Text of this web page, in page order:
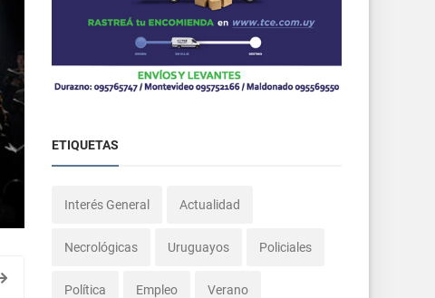
ETIQUETAS
Interés General Actualidad
Necrológicas Uruguayos Policiales
Política Empleo Verano